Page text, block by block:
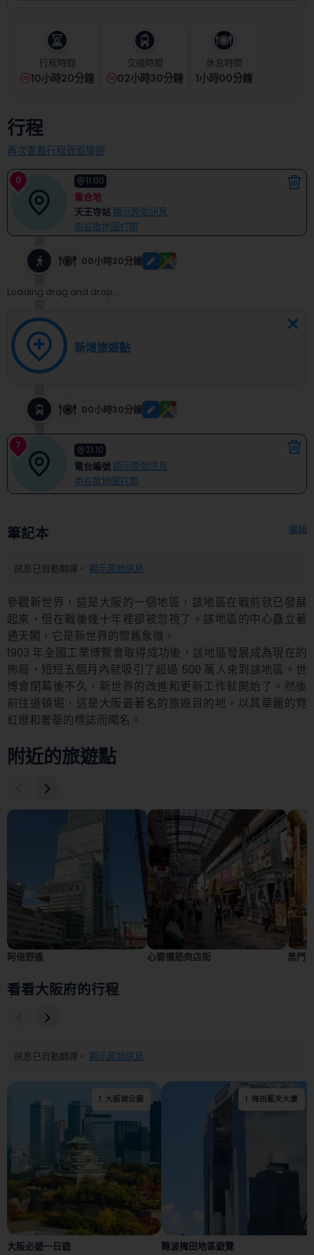
question
to
get
the
keyboard
shortcuts
for
changing
dates.
行程時間
10小時20分鐘
交通時間
02小時30分鐘
休息時間
1小時00分鐘
行程
再次查看行程頁面導遊
0 11:00
集合地
天王寺站 顯示原始訊息
用谷歌地圖打開
00小時20分鐘
Loading drag and drop...
新增旅遊點
00小時30分鐘
7 21:10
電台編號 顯示原始訊息
用谷歌地圖打開
筆記本 編輯
訊息已自動翻譯。 顯示原始訊息
參觀新世界，這是大阪的一個地區，該地區在戰前就已發展
起來，但在戰後幾十年裡卻被忽視了。該地區的中心矗立著
通天閣，它是新世界的懷舊象徵。
1903 年全國工業博覽會取得成功後，該地區發展成為現在的
佈局，短短五個月內就吸引了超過 500 萬人來到該地區。世
博會閉幕後不久，新世界的改進和更新工作就開始了。然後
前往道頓堀，這是大阪最著名的旅遊目的地，以其華麗的霓
虹燈和奢華的標誌而聞名。
附近的旅遊點
阿倍野遙 心齋橋筋商店街 黑門
看看大阪府的行程
訊息已自動翻譯。 顯示原始訊息
1. 大阪城公園 2 . 大阪城
大阪必遊一日遊
1. 梅田藍天大廈
難波梅田地區遊覽